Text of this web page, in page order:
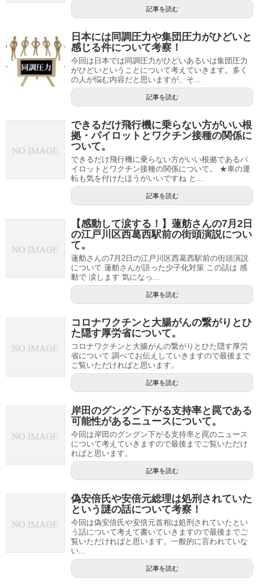
記事を読む
日本には同調圧力や集団圧力がひどいと
感じる件について考察！
今回は日本では同調圧力がひどいあるいは集団圧力
がひどいということについて考えていきます。多く
の人が悩む内容だと思いますが、そ...
記事を読む
できるだけ飛行機に乗らない方がいい根
拠・パイロットとワクチン接種の関係に
ついて。
できるだけ飛行機に乗らない方がいい根拠であるパ
イロットとワクチン接種の関係について。 ★車の運
転も気を付けたほうがいいですね と...
記事を読む
【感動して涙する！】蓮舫さんの7月2日
の江戸川区西葛西駅前の街頭演説につい
て。
蓮舫さんの7月2日の江戸川区西葛西駅前の街頭演説
について 蓮舫さんが語った少子化対策 この話は 感
動で 涙します 気になっ...
記事を読む
コロナワクチンと大腸がんの繋がりとひ
た隠す厚労省について。
コロナワクチンと大腸がんの繋がりとひた隠す厚労
省について 調べてお伝えしていきますので最後まで
ご覧いただければと思います。
記事を読む
岸田のグングン下がる支持率と罠である
可能性があるニュースについて。
今回は岸田のグングン下がる支持率と罠のニュース
について考えていきますので最後までご覧いただけ
ればと思います。
記事を読む
偽安倍氏や安倍元総理は処刑されていた
という謎の話について考察！
今回は偽安倍氏や安倍元首相は処刑されていたとい
う話について考えて書いていきますので最後までご
覧いただければと思います。一般的に言われていな
い...
記事を読む